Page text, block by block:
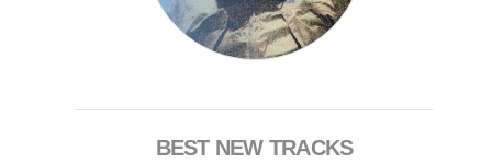
BEST NEW TRACKS